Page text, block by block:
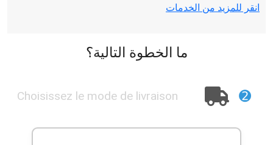
انقر للمزيد من الخدمات
ما الخطوة التالية؟
➋
Choisissez le mode de livraison